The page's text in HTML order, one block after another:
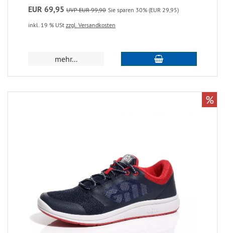
EUR 69,95 UVP EUR 99,90 Sie sparen 30% (EUR 29,95)
inkl. 19 % USt zzgl. Versandkosten
mehr...
%